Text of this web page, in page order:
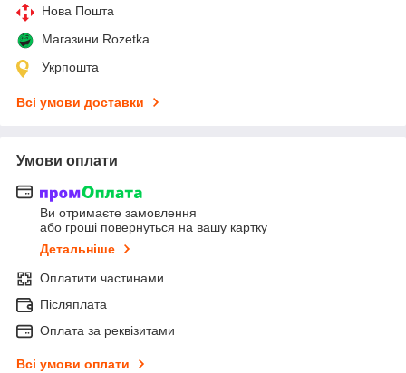
Нова Пошта
Магазини Rozetka
Укрпошта
Всі умови доставки
Умови оплати
Ви отримаєте замовлення
або гроші повернуться на вашу картку
Детальніше
Оплатити частинами
Післяплата
Оплата за реквізитами
Всі умови оплати